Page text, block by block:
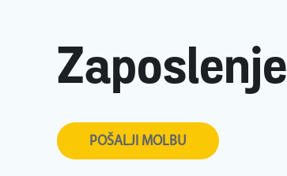
Zaposlenje
POŠALJI MOLBU